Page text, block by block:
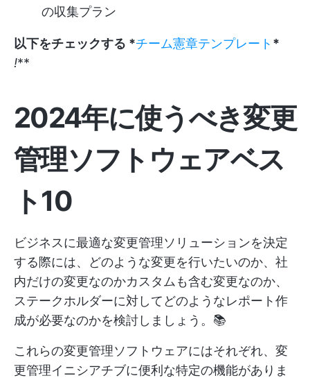
の収集プラン
以下をチェックする *チーム憲章テンプレート *
!**
2024年に使うべき変更
管理ソフトウェアベス
ト10
ビジネスに最適な変更管理ソリューションを決定
する際には、どのような変更を行いたいのか、社
内だけの変更なのかカスタムも含む変更なのか、
ステークホルダーに対してどのようなレポート作
成が必要なのかを検討しましょう。📚
これらの変更管理ソフトウェアにはそれぞれ、変
更管理イニシアチブに便利な特定の機能がありま